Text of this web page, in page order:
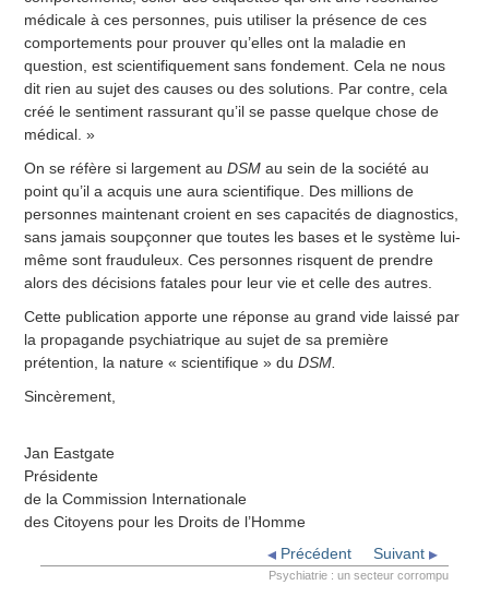
médicale à ces personnes, puis utiliser la présence de ces
comportements pour prouver qu’elles ont la maladie en
question, est scientifiquement sans fondement. Cela ne nous
dit rien au sujet des causes ou des solutions. Par contre, cela
créé le sentiment rassurant qu’il se passe quelque chose de
médical. »
On se réfère si largement auDSMau sein de la société au
point qu’il a acquis une aura scientifique. Des millions de
personnes maintenant croient en ses capacités de diagnostics,
sans jamais soupçonner que toutes les bases et le système lui-
même sont frauduleux. Ces personnes risquent de prendre
alors des décisions fatales pour leur vie et celle des autres.
Cette publication apporte une réponse au grand vide laissé par
la propagande psychiatrique au sujet de sa première
prétention, la nature « scientifique » duDSM.
Sincèrement,
Jan Eastgate
Présidente
de la Commission Internationale
des Citoyens pour les Droits de l’Homme
Suivant
Précédent
Psychiatrie : un secteur corrompu